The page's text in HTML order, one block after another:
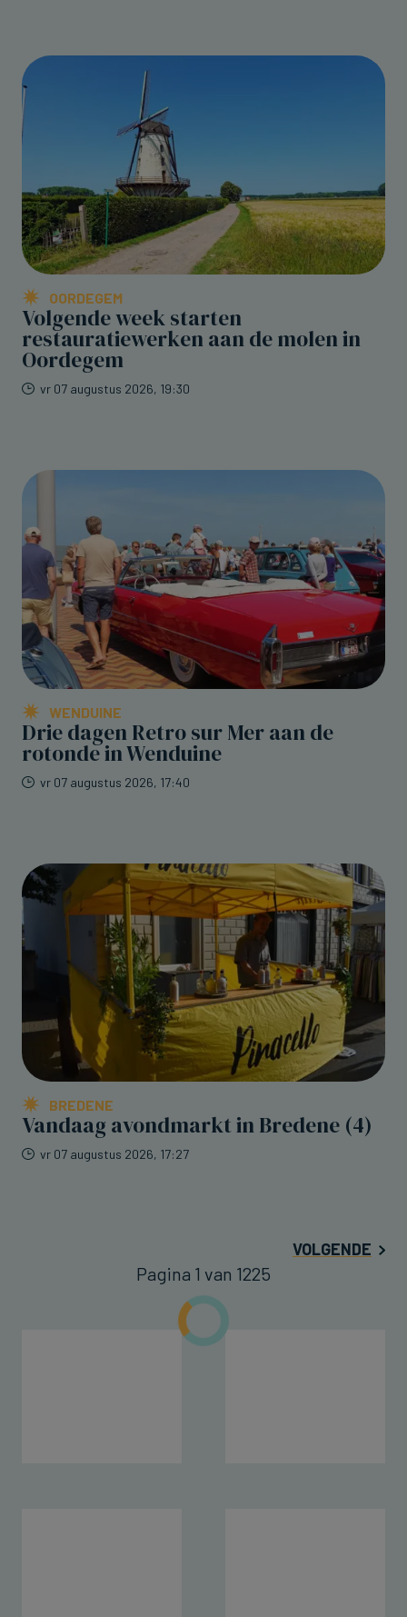
OORDEGEM
Volgende week starten
restauratiewerken aan de molen in
Oordegem
vr 07 augustus 2026, 19:30
WENDUINE
Drie dagen Retro sur Mer aan de
rotonde in Wenduine
vr 07 augustus 2026, 17:40
BREDENE
Vandaag avondmarkt in Bredene (4)
vr 07 augustus 2026, 17:27
VOLGENDE
Pagina 1 van 1225